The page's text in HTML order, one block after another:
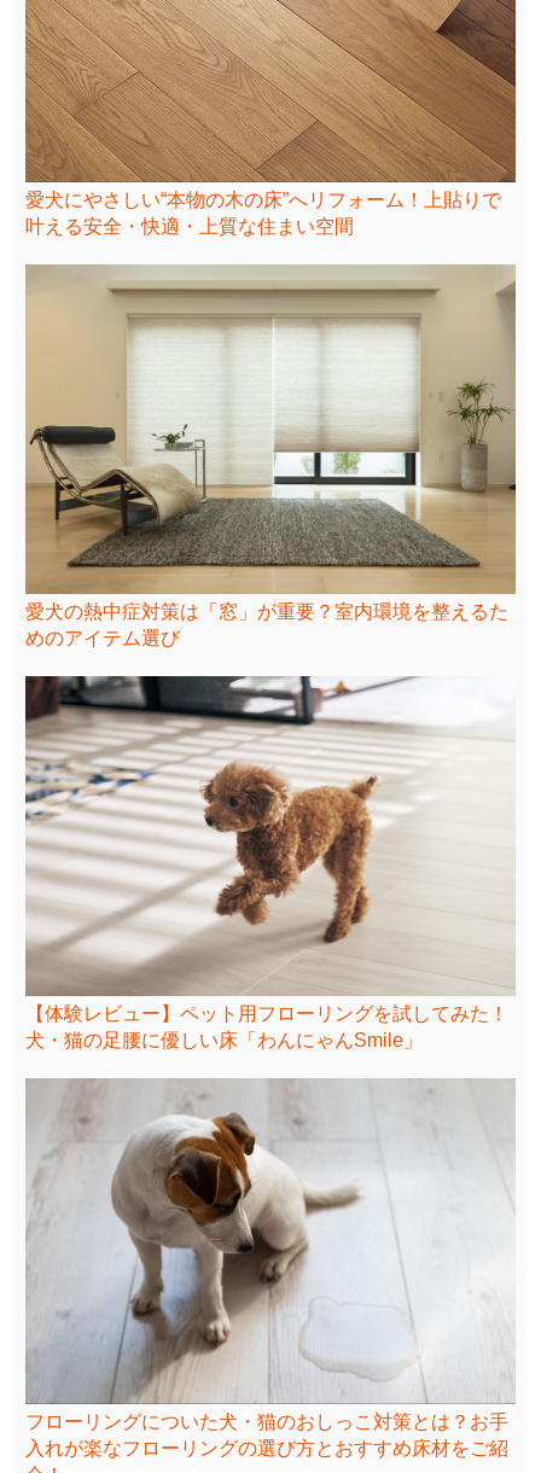
愛犬にやさしい“本物の木の床”へリフォーム！上貼りで
叶える安全・快適・上質な住まい空間
愛犬の熱中症対策は「窓」が重要？室内環境を整えるた
めのアイテム選び
【体験レビュー】ペット用フローリングを試してみた！
犬・猫の足腰に優しい床「わんにゃんSmile」
フローリングについた犬・猫のおしっこ対策とは？お手
入れが楽なフローリングの選び方とおすすめ床材をご紹